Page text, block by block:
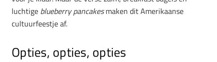
luchtige blueberry pancakesmaken dit Amerikaanse
cultuurfeestje af.
Opties, opties, opties